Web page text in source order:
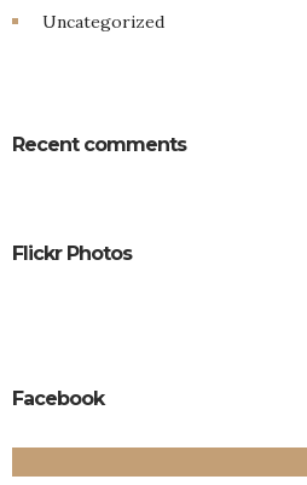
Uncategorized
Recent comments
Flickr Photos
Facebook